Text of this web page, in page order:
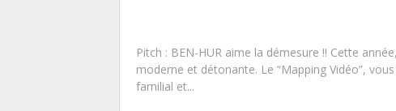
Pitch : BEN-HUR aime la démesure !! Cette
moderne et détonante. Le “Mapping Vidéo”,
familial et...